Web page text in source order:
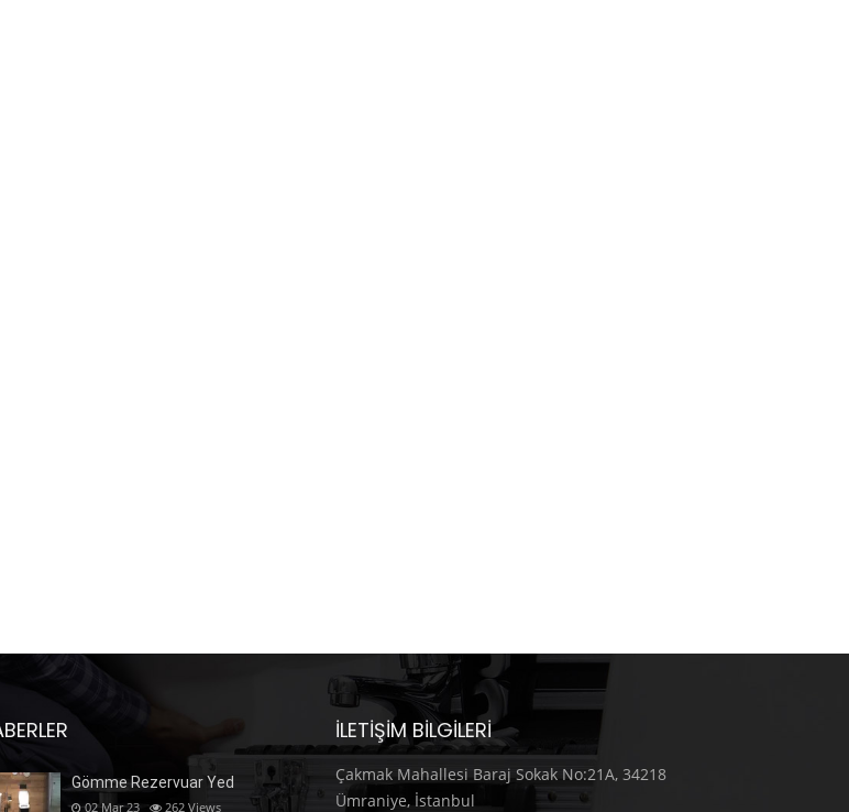
Gömme Rezervuar Yed
02 Mar 23 262 Views
İLETIŞIM BILGILERI
Çakmak Mahallesi Baraj Sokak No:21A, 34218
Ümraniye, İstanbul